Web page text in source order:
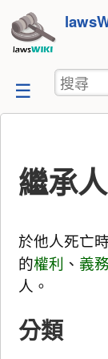
跳
至
容
搜
尋
繼承人
於他人死亡
的權利 、 義務
人。
分類